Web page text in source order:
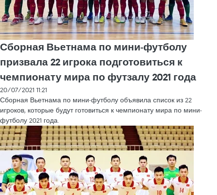
Сборная Вьетнама по мини-футболу
призвала 22 игрока подготовиться к
чемпионату мира по футзалу 2021 года
20/07/2021 11:21
Сборная Вьетнама по мини-футболу объявила список из 22
игроков, которые будут готовиться к чемпионату мира по мини-
футболу 2021 года.